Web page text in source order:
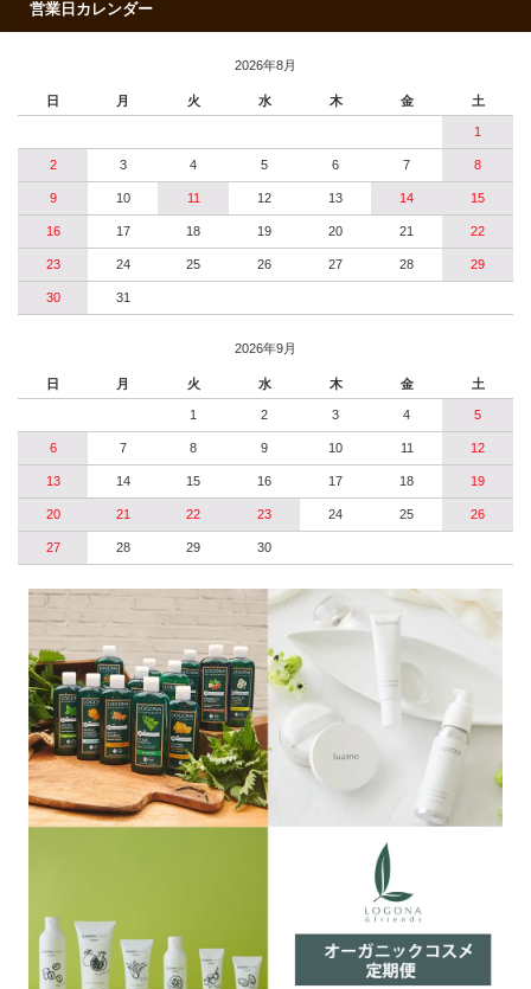
営業日カレンダー
2026年8月
日 月 火 水 木 金 土
1
2 3 4 5 6 7 8
9 10 11 12 13 14 15
16 17 18 19 20 21 22
23 24 25 26 27 28 29
30 31
2026年9月
日 月 火 水 木 金 土
1 2 3 4 5
6 7 8 9 10 11 12
13 14 15 16 17 18 19
20 21 22 23 24 25 26
27 28 29 30